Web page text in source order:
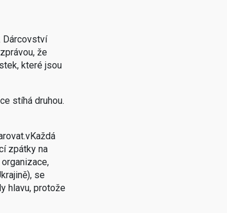
Dárcovství
že
které jsou
stíhá druhou.
zpátky na
se
hlavu, protože